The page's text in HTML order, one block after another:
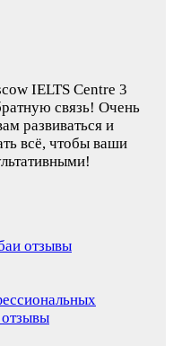
IELTS Centre 3
связь! Очень
развиваться и
всё, чтобы ваши
отзывы